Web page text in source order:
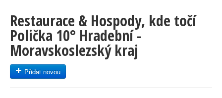
Restaurace & Hospody, kde točí
Polička 10° Hradební -
Moravskoslezský kraj
Přidat novou